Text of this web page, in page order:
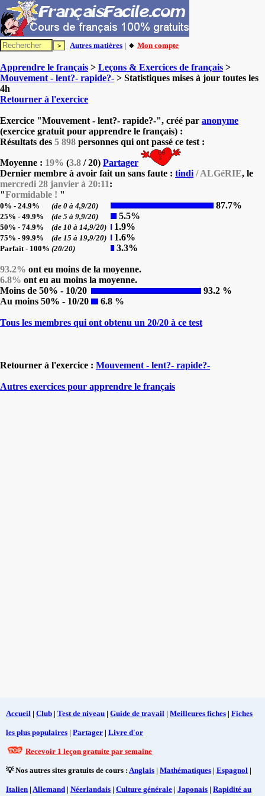
Autres matières | 🔸 Mon compte
Apprendre le français > Leçons & Exercices de français >
Mouvement - lent?- rapide?- > Statistiques mises à jour toutes les
4h
Retourner à l'exercice
Exercice "Mouvement - lent?- rapide?-", créé par anonyme
(exercice gratuit pour apprendre le français) :
Résultats des 5 898 personnes qui ont passé ce test :
Moyenne : 19% (3.8 / 20) Partager
Dernier membre à avoir fait un sans faute : tindi / ALGéRIE, le
mercredi 28 janvier à 20:11:
"Formidable ! "
0% - 24.9% (de 0 à 4,9/20) 87.7%
25% - 49.9% (de 5 à 9,9/20) 5.5%
50% - 74.9% (de 10 à 14,9/20) 1.9%
75% - 99.9% (de 15 à 19,9/20) 1.6%
Parfait - 100% (20/20) 3.3%
93.2% ont eu moins de la moyenne.
6.8% ont eu au moins la moyenne.
Moins de 50% - 10/20
93.2 %
Au moins 50% - 10/20
6.8 %
Tous les membres qui ont obtenu un 20/20 à ce test
Retourner à l'exercice : Mouvement - lent?- rapide?-
Autres exercices pour apprendre le français
Accueil | Club | Test de niveau | Guide de travail | Meilleures fiches | Fiches
les plus populaires | Partager | Livre d'or
Recevoir 1 leçon gratuite par semaine
💡 Nos autres sites gratuits de cours : Anglais | Mathématiques | Espagnol |
Italien | Allemand | Néerlandais | Culture générale | Japonais | Rapidité au